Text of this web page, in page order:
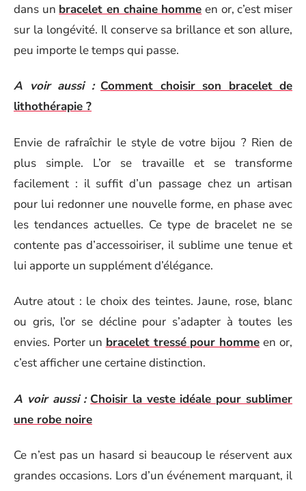
dans un bracelet en chaine homme en or, c’est miser
sur la longévité. Il conserve sa brillance et son allure,
peu importe le temps qui passe.
A voir aussi : Comment choisir son bracelet de
lithothérapie ?
Envie de rafraîchir le style de votre bijou ? Rien de
plus simple. L’or se travaille et se transforme
facilement : il suffit d’un passage chez un artisan
pour lui redonner une nouvelle forme, en phase avec
les tendances actuelles. Ce type de bracelet ne se
contente pas d’accessoiriser, il sublime une tenue et
lui apporte un supplément d’élégance.
Autre atout : le choix des teintes. Jaune, rose, blanc
ou gris, l’or se décline pour s’adapter à toutes les
envies. Porter un bracelet tressé pour homme en or,
c’est afficher une certaine distinction.
A voir aussi : Choisir la veste idéale pour sublimer
une robe noire
Ce n’est pas un hasard si beaucoup le réservent aux
grandes occasions. Lors d’un événement marquant, il